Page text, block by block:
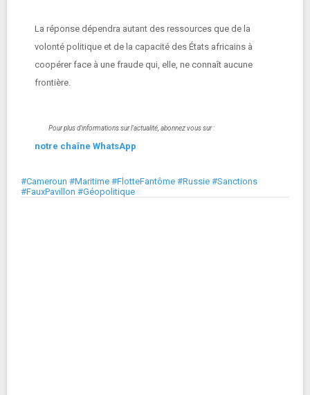
La réponse dépendra autant des ressources que de la
volonté politique et de la capacité des États africains à
coopérer face à une fraude qui, elle, ne connaît aucune
frontière.
Pour plus d'informations sur l'actualité, abonnez vous sur :
notre chaîne WhatsApp
#Cameroun #Maritime #FlotteFantôme #Russie #Sanctions
#FauxPavillon #Géopolitique